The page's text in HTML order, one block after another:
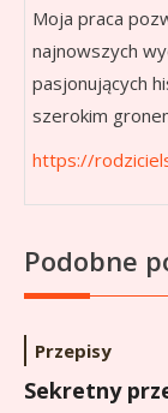
Moja praca
najnowszych
pasjonujących
szerokim
https://
Podobne
Przepisy
Sekretny